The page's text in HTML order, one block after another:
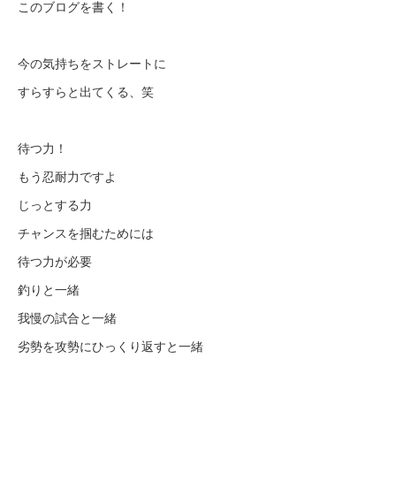
このブログを書く！
今の気持ちをストレートに
すらすらと出てくる、笑
待つ力！
もう忍耐力ですよ
じっとする力
チャンスを掴むためには
待つ力が必要
釣りと一緒
我慢の試合と一緒
劣勢を攻勢にひっくり返すと一緒